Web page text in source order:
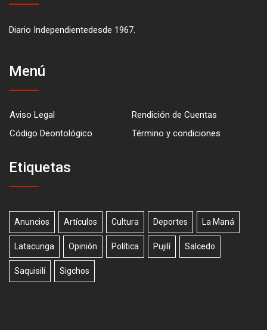
Diario Independientedesde 1967.
Menú
Aviso Legal
Rendición de Cuentas
Código Deontológico
Término y condiciones
Etiquetas
Anuncios Artículos Cultura Deportes La Maná
Latacunga Opinión Política Pujilí Salcedo
Saquisilí Sigchos